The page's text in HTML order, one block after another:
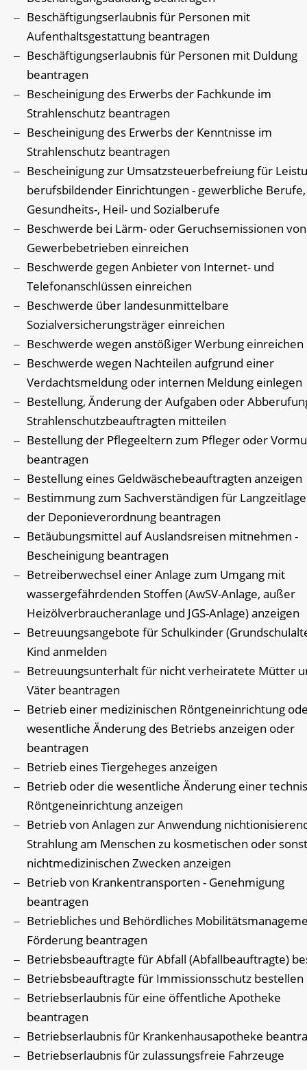
Beschäftigungserlaubnis für Personen mit
Aufenthaltsgestattung beantragen
Beschäftigungserlaubnis für Personen mit Duldung
beantragen
Bescheinigung des Erwerbs der Fachkunde im
Strahlenschutz beantragen
Bescheinigung des Erwerbs der Kenntnisse im
Strahlenschutz beantragen
Bescheinigung zur Umsatzsteuerbefreiung für
berufsbildender Einrichtungen - gewerbliche Berufe,
Gesundheits-, Heil- und Sozialberufe
Beschwerde bei Lärm- oder Geruchsemissionen von
Gewerbebetrieben einreichen
Beschwerde gegen Anbieter von Internet- und
Telefonanschlüssen einreichen
Beschwerde über landesunmittelbare
Sozialversicherungsträger einreichen
Beschwerde wegen anstößiger Werbung einreichen
Beschwerde wegen Nachteilen aufgrund einer
Verdachtsmeldung oder internen Meldung einlegen
Bestellung, Änderung der Aufgaben oder
Strahlenschutzbeauftragten mitteilen
Bestellung der Pflegeeltern zum Pfleger oder
beantragen
Bestellung eines Geldwäschebeauftragten anzeigen
Bestimmung zum Sachverständigen für
der Deponieverordnung beantragen
Betäubungsmittel auf Auslandsreisen mitnehmen -
Bescheinigung beantragen
Betreiberwechsel einer Anlage zum Umgang mit
wassergefährdenden Stoffen (AwSV-Anlage, außer
Heizölverbraucheranlage und JGS-Anlage) anzeigen
Betreuungsangebote für Schulkinder
Kind anmelden
Betreuungsunterhalt für nicht verheiratete Mütter
Väter beantragen
Betrieb einer medizinischen Röntgeneinrichtung
wesentliche Änderung des Betriebs anzeigen oder
beantragen
Betrieb eines Tiergeheges anzeigen
Betrieb oder die wesentliche Änderung einer
Röntgeneinrichtung anzeigen
Betrieb von Anlagen zur Anwendung
Strahlung am Menschen zu kosmetischen oder
nichtmedizinischen Zwecken anzeigen
Betrieb von Krankentransporten - Genehmigung
beantragen
Betriebliches und Behördliches
Förderung beantragen
Betriebsbeauftragte für Abfall (Abfallbeauftragte)
Betriebsbeauftragte für Immissionsschutz bestellen
Betriebserlaubnis für eine öffentliche Apotheke
beantragen
Betriebserlaubnis für Krankenhausapotheke
Betriebserlaubnis für zulassungsfreie Fahrzeuge